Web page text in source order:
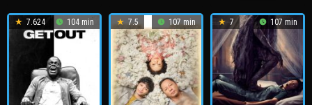
7.624 104 min 7.5 107 min 7 107 min